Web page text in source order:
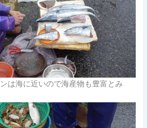
は海に近いので海産物も豊富とみ